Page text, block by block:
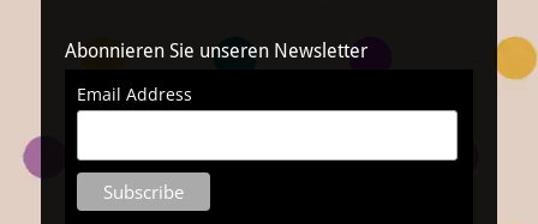
Abonnieren Sie unseren Newsletter
Email Address